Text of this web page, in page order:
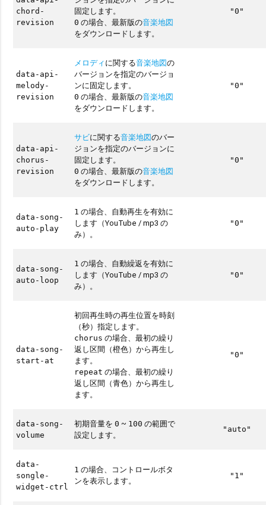
chord-
revision
固定します。
0 の場合、最新版の音楽地図
をダウンロードします。
"0"
data-api-
melody-
revision
メロディに関する音楽地図の
バージョンを指定のバージョ
ンに固定します。
0 の場合、最新版の音楽地図
をダウンロードします。
"0"
data-api-
chorus-
revision
サビに関する音楽地図のバー
ジョンを指定のバージョンに
固定します。
0 の場合、最新版の音楽地図
をダウンロードします。
"0"
data-song-
auto-play
1 の場合、自動再生を有効に
します（YouTube / mp3 の
み）。
"0"
data-song-
auto-loop
1 の場合、自動繰返を有効に
します（YouTube / mp3 の
み）。
"0"
data-song-
start-at
初回再生時の再生位置を時刻
（秒）指定します。
chorus の場合、最初の繰り
返し区間（橙色）から再生し
ます。
repeat の場合、最初の繰り
返し区間（青色）から再生し
ます。
"0"
data-song-
volume
初期音量を0 ~ 100 の範囲で
設定します。
"auto"
data-
songle-
widget-ctrl
1 の場合、コントロールボタ
ンを表示します。
"1"